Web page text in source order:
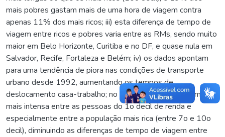
mais pobres gastam mais de uma hora de viagem contra
apenas 11% dos mais ricos; iii) esta diferença de tempo de
viagem entre ricos e pobres varia entre as RMs, sendo muito
maior em Belo Horizonte, Curitiba e no DF, e quase nula em
Salvador, Recife, Fortaleza e Belém; iv) os dados apontam
para uma tendência de piora nas condições de transporte
urbano desde 1992, aumentando os tempos de
deslocamento casa-trabalho; no entanto, esta piora tem sido
mais intensa entre as pessoas do 1o decil de renda e
especialmente entre a população mais rica (entre 7o e 10o
decil), diminuindo as diferenças de tempo de viagem entre